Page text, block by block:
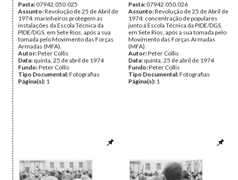
Pasta:07942.050.025
Assunto:Revolução de 25 de Abril de
1974: marinheiros protegem as
instalações da Escola Técnica da
PIDE/DGS, em Sete Rios, após a sua
tomada pelo Movimento das Forças
Armadas (MFA).
Autor:Peter Collis
Data: quinta, 25 de abril de 1974
Fundo:Peter Collis
Tipo Documental:Fotografias
Página(s): 1
Pasta:07942.050.026
Assunto:Revolução de 25 de Abril de
1974: concentração de populares
junto à Escola Técnica da PIDE/DGS,
em Sete Rios, após a sua tomada pelo
Movimento das Forças Armadas
(MFA).
Autor:Peter Collis
Data: quinta, 25 de abril de 1974
Fundo:Peter Collis
Tipo Documental:Fotografias
Página(s): 1